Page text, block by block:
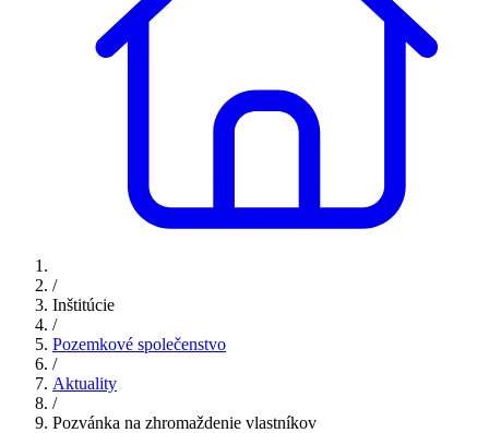
/
Inštitúcie
/
Pozemkové společenstvo
/
Aktuality
/
Pozvánka na zhromaždenie vlastníkov